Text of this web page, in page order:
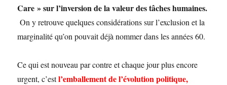
Care » sur l’inversion de la valeur des tâches humaines.
On y retrouve quelques considérations sur l’exclusion et la
marginalité qu’on pouvait déjà nommer dans les années 60.
Ce qui est nouveau par contre et chaque jour plus encore
urgent, c’estl’emballement de l’évolution politique,